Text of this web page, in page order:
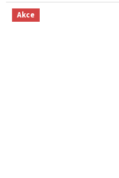
Akce